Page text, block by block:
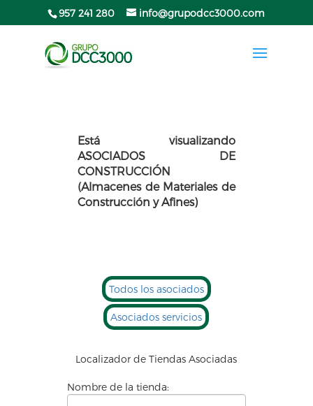
957 241 280 info@grupodcc3000.com
Está visualizando
ASOCIADOS DE
CONSTRUCCIÓN
(Almacenes de Materiales de
Construcción y Afines)
Todos los asociados
Asociados servicios
Localizador deTiendas Asociadas
Nombre de la tienda: